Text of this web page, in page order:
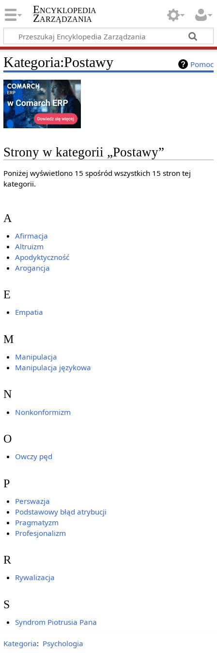
Encyklopedia
Zarządzania
Pomoc
Kategoria:Postawy
Strony w kategorii „Postawy”
Poniżej wyświetlono 15 spośród wszystkich 15 stron tej
kategorii.
A
Afirmacja
Altruizm
Apodyktyczność
Arogancja
E
Empatia
M
Manipulacja
Manipulacja językowa
N
Nonkonformizm
O
Owczy pęd
P
Perswazja
Podstawowy błąd atrybucji
Pragmatyzm
Profesjonalizm
R
Rywalizacja
S
Syndrom Piotrusia Pana
Kategoria: Psychologia